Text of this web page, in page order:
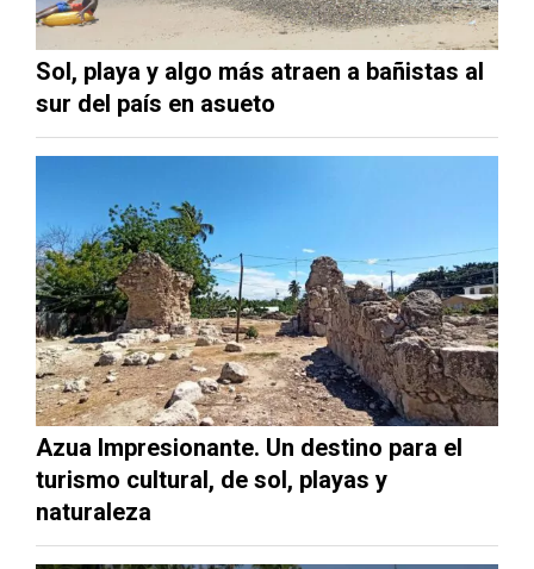
Sol, playa y algo más atraen a bañistas al
sur del país en asueto
Azua Impresionante. Un destino para el
turismo cultural, de sol, playas y
naturaleza